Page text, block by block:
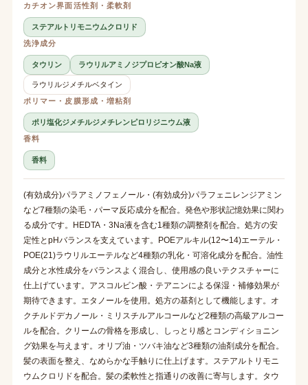
カチオン界面活性剤・柔軟剤
ステアルトリモニウムクロリド
洗浄成分
タウリン ラウリルアミノジプロピオン酸Na液
ラウリルジメチルベタイン
ポリマー・皮膜形成・増粘剤
ポリ塩化ジメチルジメチレンピロリジニウム液
香料
香料
(有効成分)パラアミノフェノール・(有効成分)パラフェニレンジアミン
など7種類の染毛・パーマ反応成分を配合。発色や形状記憶効果に関わ
る成分です。HEDTA・3Na液を含む1種類の調整剤を配合。処方の安
定性とpHバランスを支えています。POEアルキル(12〜14)エーテル・
POE(21)ラウリルエーテルなど4種類の乳化・可溶化成分を配合。油性
成分と水性成分をバランスよく混合し、使用感の良いテクスチャーに
仕上げています。アスコルビン酸・テアニンによる保湿・補修効果が
期待できます。エタノールを使用。処方の基剤として機能します。オ
クチルドデカノール・ミリスチルアルコールなど2種類の高級アルコー
ルを配合。クリームの骨格を形成し、しっとり感とコンディショニン
グ効果を与えます。オリブ油・ツバキ油など3種類の油剤成分を配合。
髪の表面を整え、なめらかな手触りに仕上げます。ステアルトリモニ
ウムクロリドを配合。髪の柔軟性と指通りの改善に寄与します。タウ